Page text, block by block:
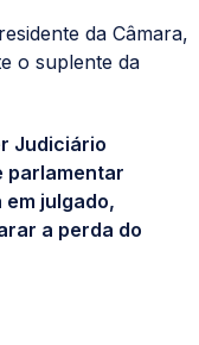
da Câmara,
o suplente da
Judiciário
parlamentar
julgado,
a perda do